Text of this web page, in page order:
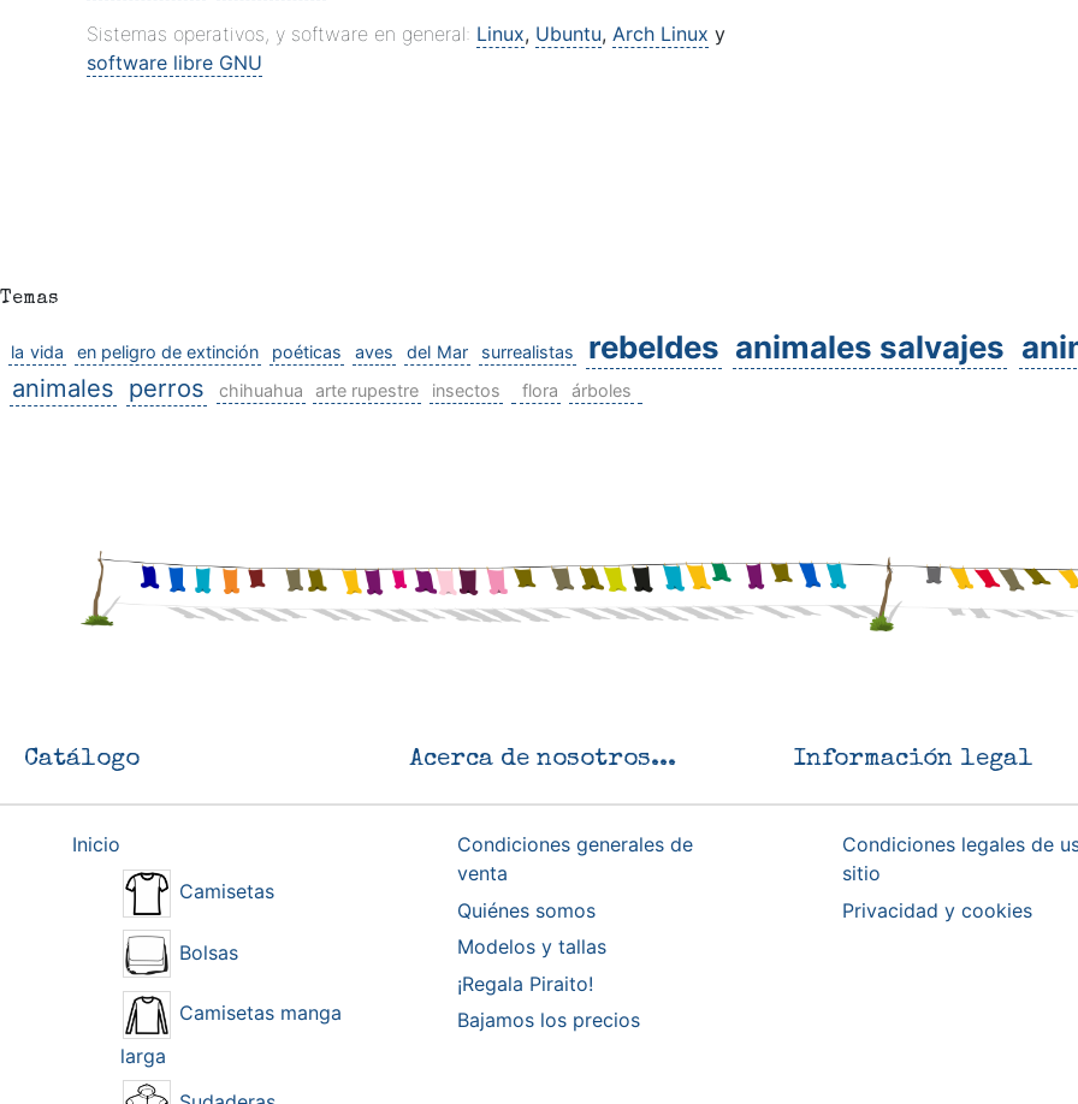
Sistemas operativos, y software en general: Linux, Ubuntu, Arch Linux y
software libre GNU
Temas
la vida en peligro de extinción poéticas aves del Mar surrealistas rebeldes animales salvajes
animales perros chihuahua arte rupestre insectos flora árboles
Catálogo
Inicio
Camisetas
Bolsas
Camisetas manga
larga
Acerca de nosotros...
Condiciones generales de
venta
Quiénes somos
Modelos y tallas
¡Regala Piraito!
Bajamos los precios
Información legal
Condiciones legales de
sitio
Privacidad y cookies